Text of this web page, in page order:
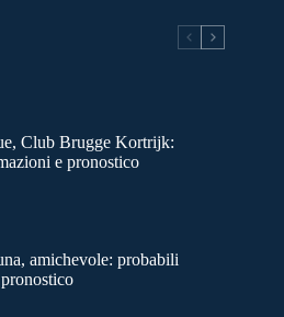
Club Brugge Kortrijk:
e pronostico
amichevole: probabili